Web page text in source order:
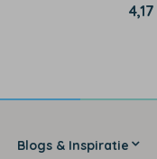
4,17
Blogs & Inspiratie